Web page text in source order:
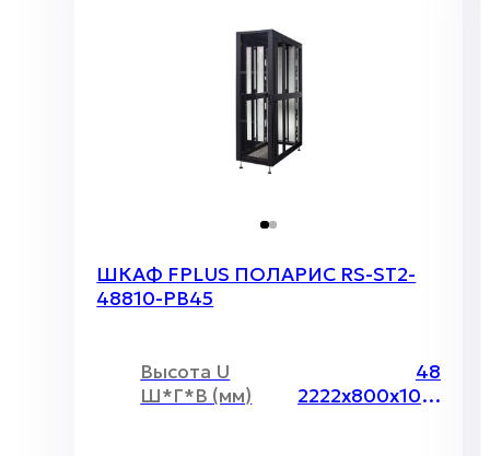
ШКАФ FPLUS ПОЛАРИС RS-ST2-
48810-PB45
Высота U
48
Ш*Г*В (мм)
2222х800х1070 мм